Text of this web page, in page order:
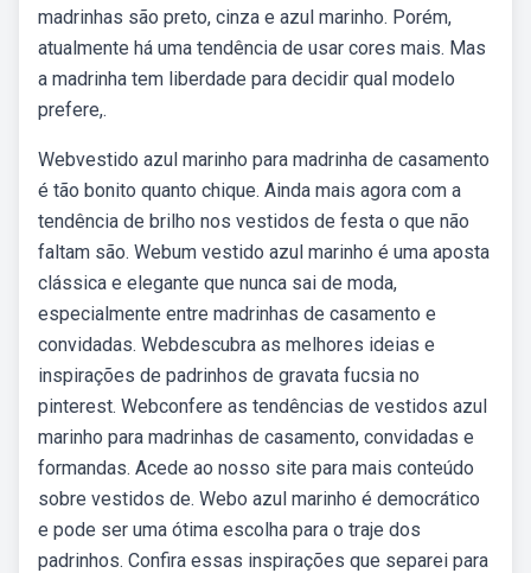
madrinhas são preto, cinza e azul marinho. Porém,
atualmente há uma tendência de usar cores mais. Mas
a madrinha tem liberdade para decidir qual modelo
prefere,.
Webvestido azul marinho para madrinha de casamento
é tão bonito quanto chique. Ainda mais agora com a
tendência de brilho nos vestidos de festa o que não
faltam são. Webum vestido azul marinho é uma aposta
clássica e elegante que nunca sai de moda,
especialmente entre madrinhas de casamento e
convidadas. Webdescubra as melhores ideias e
inspirações de padrinhos de gravata fucsia no
pinterest. Webconfere as tendências de vestidos azul
marinho para madrinhas de casamento, convidadas e
formandas. Acede ao nosso site para mais conteúdo
sobre vestidos de. Webo azul marinho é democrático
e pode ser uma ótima escolha para o traje dos
padrinhos. Confira essas inspirações que separei para